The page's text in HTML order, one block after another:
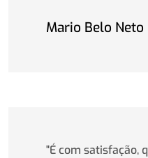
Mario Belo Neto
"É com satisfação,